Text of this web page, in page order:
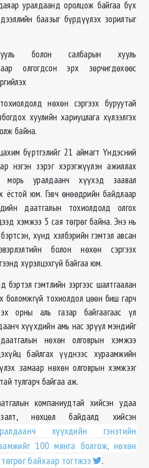
уралдаанд оролцож байгаа бүх
баазыг бүрдүүлэх зорилтыг
болон салбарын хууль
олгогдсон эрх зөрчигдөхөөс
нөхөн сэргээх буруутай
хуулийн хариуцлага хүлээлгэх
байна.
бүртгэлийг 21 аймагт Үндэсний
нэгэн зэрэг хэрэгжүүлэн ажиллах
морь уралдаанч хүүхэд заавал
ёстой юм. Гэвч өнөөдрийн байдлаар
даатгалын тохиолдолд олгох
хэмжээ 5 сая төгрөг байна. Энэ нь
хүнд хэлбэрийн гэмтэл авсан
болон нөхөн сэргээх
хүрэлцэхгүй байгаа юм.
бэртэл гэмтлийн зэргээс шалтгаалан
боломжгүй тохиолдол цөөн биш гарч
орны аль газар байгаагаас үл
хүүхдийн амь нас эрүүл мэндийг
нөхөн олговрын хэмжээ
байлгах үүднээс хураамжийн
замаар нөхөн олговрын хэмжээг
тулгарч байгаа аж.
компаниудтай хийсэн удаа
нөхцөл байдалд хийсэн
хүүхдийн гэнэтийн
100 мянга болгож, нөхөн
байхаар тогтжээ
.